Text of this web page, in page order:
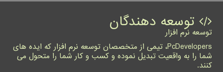
توسعه دهندگان
توسعه نرم افزار
PcDevelopers، تیمی از متخصصان توسعه نرم افزار که ایده های
شما را به واقعیت تبدیل نموده و کسب و کار شما را متحول می
کنند.